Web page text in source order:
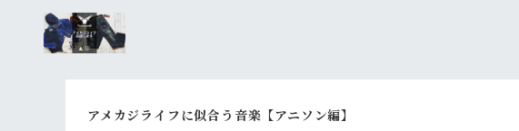
アメカジライフに似合う音楽【アニソン編】